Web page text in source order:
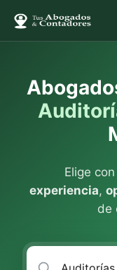
Elige
experiencia,
de